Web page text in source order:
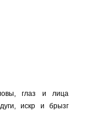
глаз и лица
искр и брызг